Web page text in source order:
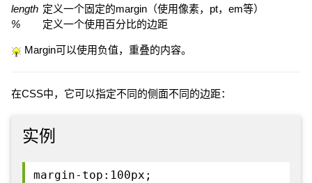
length 定义一个固定的margin（使用像素，pt，em等）
%
定义一个使用百分比的边距
Margin可以使用负值，重叠的内容。
在CSS中，它可以指定不同的侧面不同的边距：
实例
margin-top:100px;